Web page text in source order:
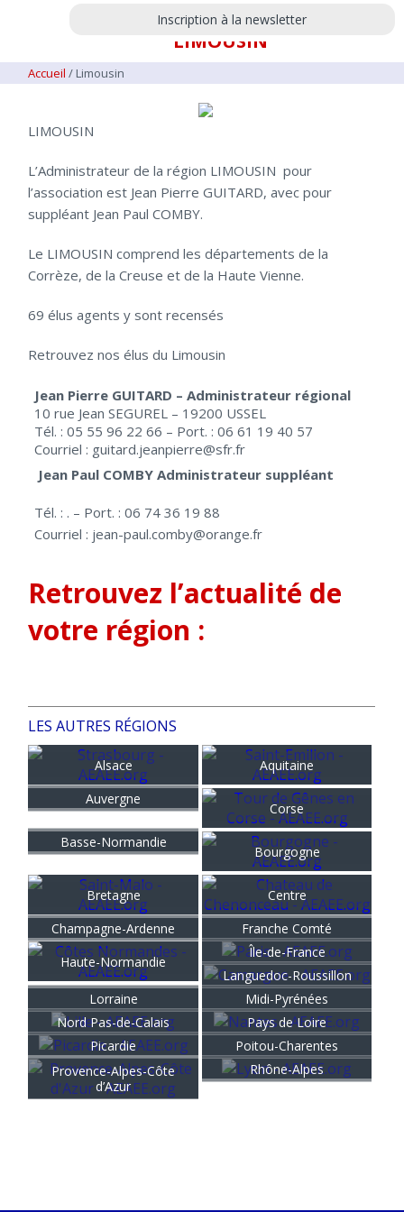
Inscription à la newsletter
LIMOUSIN
Accueil / Limousin
LIMOUSIN
L’Administrateur de la région LIMOUSIN pour
l’association est Jean Pierre GUITARD, avec pour
suppléant Jean Paul COMBY.
Le LIMOUSIN comprend les départements de la
Corrèze, de la Creuse et de la Haute Vienne.
69 élus agents y sont recensés
Retrouvez nos élus du Limousin
Jean Pierre GUITARD – Administrateur régional
10 rue Jean SEGUREL – 19200 USSEL
Tél. : 05 55 96 22 66 – Port. : 06 61 19 40 57
Courriel : guitard.jeanpierre@sfr.fr
Jean Paul COMBY Administrateur suppléant
Tél. : . – Port. : 06 74 36 19 88
Courriel : jean-paul.comby@orange.fr
Retrouvez l’actualité de
votre région :
LES AUTRES RÉGIONS
Alsace
Aquitaine
Auvergne
Corse
Basse-Normandie
Bourgogne
Bretagne
Centre
Champagne-Ardenne
Franche Comté
Haute-Normandie
Île-de-France
Languedoc-Roussillon
Lorraine
Midi-Pyrénées
Nord Pas-de-Calais
Pays de Loire
Picardie
Poitou-Charentes
Provence-Alpes-Côte
d’Azur
Rhône-Alpes